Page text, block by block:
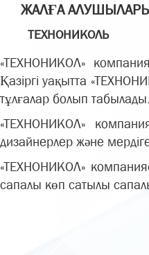
ЖАЛҒА
ТЕХНОНИКОЛЬ
«ТЕХНОНИКОЛ»
Қазіргі уақытта
тұлғалар болып табылады.
«ТЕХНОНИКОЛ»
дизайнерлер және
«ТЕХНОНИКОЛ»
сапалы көп сатылы